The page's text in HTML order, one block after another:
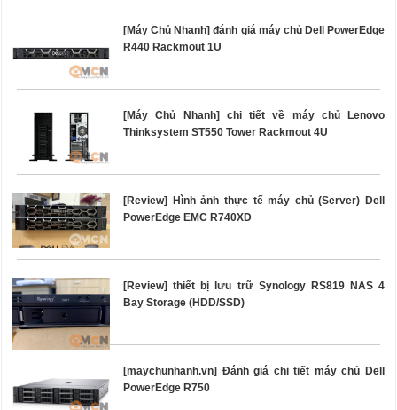
[Máy Chủ Nhanh] đánh giá máy chủ Dell PowerEdge
R440 Rackmout 1U
[Máy Chủ Nhanh] chi tiết về máy chủ Lenovo
Thinksystem ST550 Tower Rackmout 4U
[Review] Hình ảnh thực tế máy chủ (Server) Dell
PowerEdge EMC R740XD
[Review] thiết bị lưu trữ Synology RS819 NAS 4
Bay Storage (HDD/SSD)
[maychunhanh.vn] Đánh giá chi tiết máy chủ Dell
PowerEdge R750